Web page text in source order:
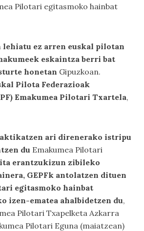
Pilotari egitasmoko hainbat
lehiatu ez arren euskal pilotan
eskaintza berri bat
honetan Gipuzkoan.
Pilota Federazioak
Emakumea Pilotari Txartela,
ari direnerako istripu
du Emakumea Pilotari
erantzukizun zibileko
GEPFk antolatzen dituen
egitasmoko hainbat
izen-ematea ahalbidetzen du,
Pilotari Txapelketa Azkarra
Pilotari Eguna (maiatzean)